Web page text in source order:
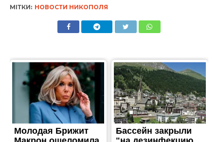
МІТКИ: НОВОСТИ НИКОПОЛЯ